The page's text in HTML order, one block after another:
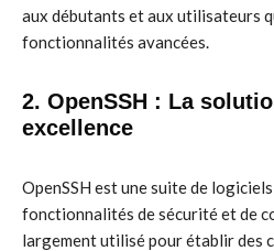
aux débutants et aux utilisateurs
fonctionnalités avancées.
2. OpenSSH : La
excellence
OpenSSH est une suite de
fonctionnalités de sécurité et de
largement utilisé pour établir des